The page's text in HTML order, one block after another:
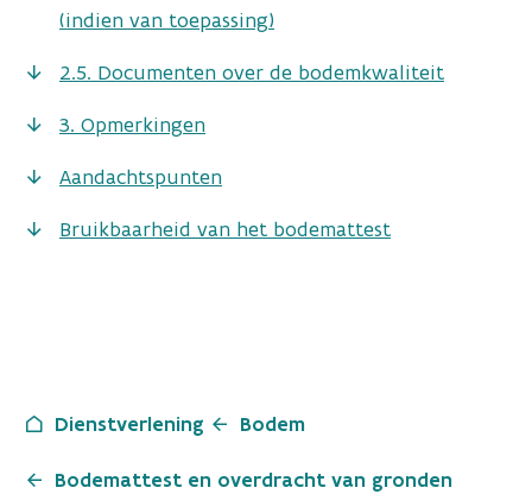
(indien van toepassing)
2.5. Documenten over de bodemkwaliteit
3. Opmerkingen
Aandachtspunten
Bruikbaarheid van het bodemattest
Dienstverlening Bodem
Bodemattest en overdracht van gronden